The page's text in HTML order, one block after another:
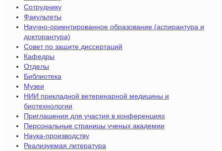
Сотруднику
Факультеты
Научно-ориентированное образование (аспирантура и
докторантура)
Совет по защите диссертаций
Кафедры
Отделы
Библиотека
Музеи
НИИ прикладной ветеринарной медицины и
биотехнологии
Приглашения для участия в конференциях
Персональные страницы ученых академии
Наука-производству
Реализуемая литература